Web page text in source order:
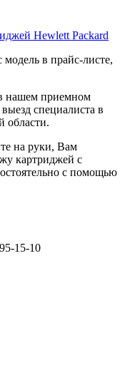
Hewlett Packard
в прайс-листе,
нашем приемном
специалиста в
области.
на руки, Вам
картриджей с
с помощью
15-10